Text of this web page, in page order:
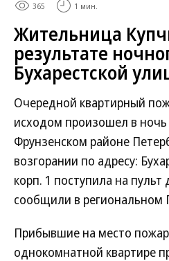
365 1 мин.
Жительница
результате
Бухарестской
Очередной квартирный
исходом произошел в ночь
Фрунзенском районе
возгорании по адресу:
корп. 1 поступила на пульт
сообщили в региональном
Прибывшие на место
однокомнатной квартире